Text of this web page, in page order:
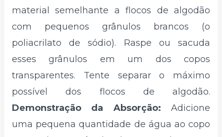
material semelhante a flocos de algodão
com pequenos grânulos brancos (o
poliacrilato de sódio). Raspe ou sacuda
esses grânulos em um dos copos
transparentes. Tente separar o máximo
possível dos flocos de algodão.
Demonstração da Absorção: Adicione
uma pequena quantidade de água ao copo